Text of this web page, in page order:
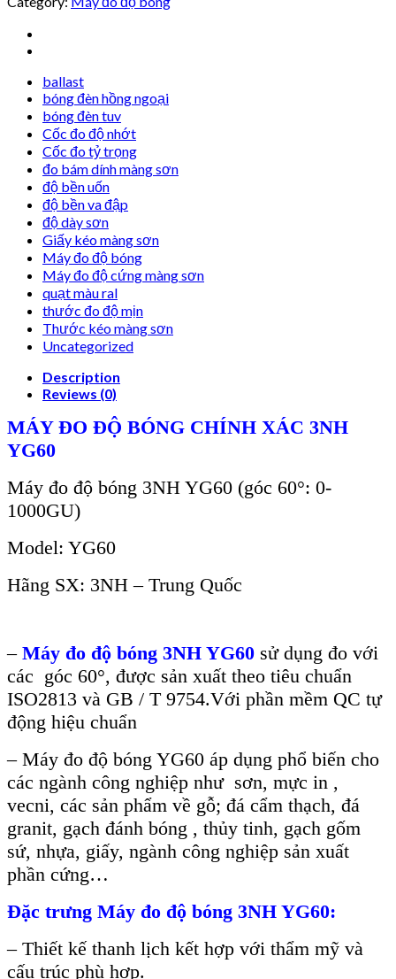
ballast
bóng đèn hồng ngoại
bóng đèn tuv
Cốc đo độ nhớt
Cốc đo tỷ trọng
đo bám dính màng sơn
độ bền uốn
độ bền va đập
độ dày sơn
Giấy kéo màng sơn
Máy đo độ bóng
Máy đo độ cứng màng sơn
quạt màu ral
thước đo độ mịn
Thước kéo màng sơn
Uncategorized
Description
Reviews (0)
MÁY ĐO ĐỘ BÓNG CHÍNH XÁC 3NH
YG60
Máy đo độ bóng 3NH YG60 (góc 60°: 0-
1000GU)
Model: YG60
Hãng SX: 3NH – Trung Quốc
– Máy đo độ bóng 3NH YG60 sử dụng đo với
các góc 60°, được sản xuất theo tiêu chuẩn
ISO2813 và GB / T 9754.Với phần mềm QC tự
động hiệu chuẩn
– Máy đo độ bóng YG60 áp dụng phổ biến cho
các ngành công nghiệp như sơn, mực in ,
vecni, các sản phẩm về gỗ; đá cẩm thạch, đá
granit, gạch đánh bóng , thủy tinh, gạch gốm
sứ, nhựa, giấy, ngành công nghiệp sản xuất
phần cứng…
Đặc trưng Máy đo độ bóng 3NH YG60:
–Thiết kế thanh lịch kết hợp với thẩm mỹ và
cấu trúc phù hợp.